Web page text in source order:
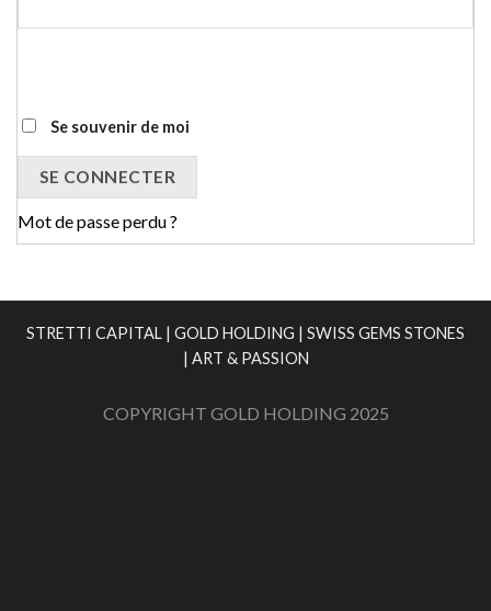
Se souvenir de moi
SE CONNECTER
Mot de passe perdu ?
STRETTI CAPITAL | GOLD HOLDING | SWISS GEMS STONES
| ART & PASSION
COPYRIGHT GOLD HOLDING 2025